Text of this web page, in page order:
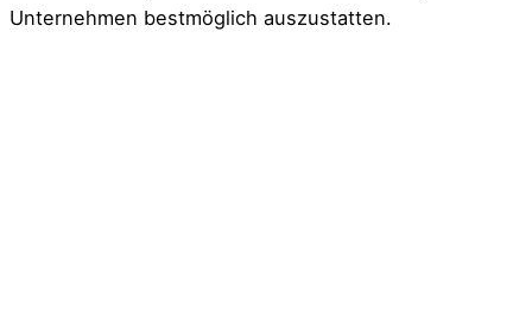
Unternehmen bestmöglich auszustatten.